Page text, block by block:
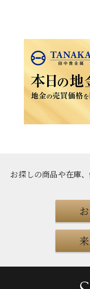
お探しの商品や在庫